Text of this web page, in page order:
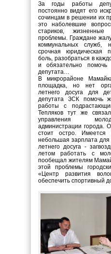
За годы работы
постоянно видят его
сочинцам в решении их
это наболевшие
стариков,
проблемы. Граждане
коммунальных служб,
срочная юридическая
боль, разобраться в
и обязательно
депутата…
В микрорайоне
площадка, но нет
летнего досуга для
депутата ЗСК помочь
работы с
Тепляков тут же
управления
администрации города.
стоит остро. Имеется
небольшая зарплата для
летнего досуга -
летом работать с
пообещал жителям
этой проблемы
«Центр развития
обеспечить спортивный